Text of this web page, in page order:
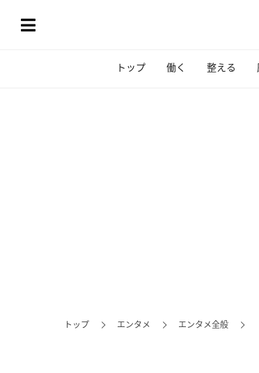
トップ 働く 整える
トップ エンタメ エンタメ全般